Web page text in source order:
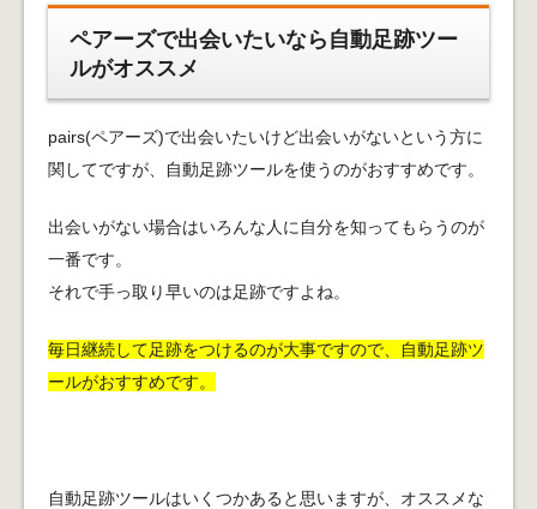
ペアーズで出会いたいなら自動足跡ツー
ルがオススメ
pairs(ペアーズ)で出会いたいけど出会いがないという方に
関してですが、自動足跡ツールを使うのがおすすめです。
出会いがない場合はいろんな人に自分を知ってもらうのが
一番です。
それで手っ取り早いのは足跡ですよね。
毎日継続して足跡をつけるのが大事ですので、自動足跡ツ
ールがおすすめです。
自動足跡ツールはいくつかあると思いますが、オススメな